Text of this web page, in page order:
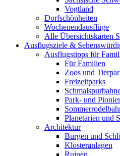
Vogtland
Dorfschönheiten
Wochenendausflüge
Alle Übersichtskarten
Ausflugsziele &
Ausflugstipps für
Für Familien
Zoos und
Freizeitparks
Park- und
Planetarien und
Architektur
Burgen und
Klosteranlagen
Ruinen